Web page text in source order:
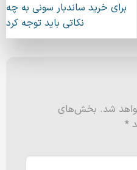
برای خرید ساندبار سونی به چه
نکاتی باید توجه کرد
شد. بخش‌های
*